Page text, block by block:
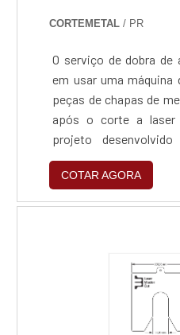
CORTEMETAL / PR
O serviço de dobra
em usar uma máquina
peças de chapas de metal. O
após o corte a laser
projeto desenvolvido
equipamento tem a
peças até 3 metros de
COTAR AGORA